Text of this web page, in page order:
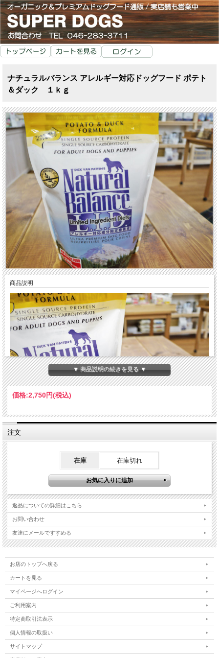
ナチュラルバランス アレルギー対応ドッグフード ポテト
＆ダック １ｋｇ
商品説明
一般的に食物アレルギー症は遺伝性による原因が80%以上と言われています。そ
の中でアレルギー
を引き起す原因が多いのが、主食成分となる「蛋白質・炭水化物」です。
ナチュラルバランス アレルギー対応ドッグフード ポテト＆ダックは、アレルギー
の起きにくいと
言われている蛋白質 (ダック)と炭水化物 (ポテト)、各1種類のみを主食成分として
使用した穀類
不使用のアレルギー対応ドッグフードです。
●単独のタンパク質として使用する新鮮なダック肉は、USDA(米農務省)の認可を
受けた食用肉の最
高部位を使用。良質で消化のよいタンパク質と、健康な皮膚と被毛に必要な亜
鉛を供給します。
●単独の炭水化物として使用するポテトからは上質なカリウムを摂取することが
でき、豊富なエネ
ルギー源となります。
●キャノーラオイル・サーモンオイル・亜麻仁など、良質なオメガ3とオメガ6脂
肪酸をバランスよ
▼ 商品説明の続きを見る ▼
価格:2,750円(税込)
注文
在庫 在庫切れ
返品についての詳細はこちら
お問い合わせ
友達にメールですすめる
お店のトップへ戻る
カートを見る
マイページへログイン
ご利用案内
特定商取引法表示
個人情報の取扱い
サイトマップ